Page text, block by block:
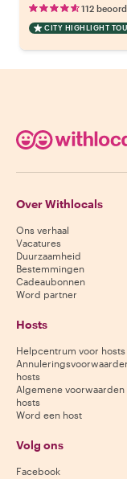
112
CITY HIGHLIGHT
Over Withlocals
Ons verhaal
Vacatures
Duurzaamheid
Bestemmingen
Cadeaubonnen
Word partner
Hosts
Helpcentrum voor hosts
hosts
Algemene voorwaarden
hosts
Word een host
Volg ons
Facebook